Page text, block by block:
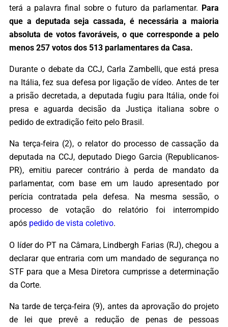
terá a palavra final sobre o futuro da parlamentar. Para
que a deputada seja cassada, é necessária a maioria
absoluta de votos favoráveis, o que corresponde a pelo
menos 257 votos dos 513 parlamentares da Casa.
Durante o debate da CCJ, Carla Zambelli, que está presa
na Itália, fez sua defesa por ligação de vídeo. Antes de ter
a prisão decretada, a deputada fugiu para Itália, onde foi
presa e aguarda decisão da Justiça italiana sobre o
pedido de extradição feito pelo Brasil.
Na terça-feira (2), o relator do processo de cassação da
deputada na CCJ, deputado Diego Garcia (Republicanos-
PR), emitiu parecer contrário à perda de mandato da
parlamentar, com base em um laudo apresentado por
perícia contratada pela defesa. Na mesma sessão, o
processo de votação do relatório foi interrompido
após pedido de vista coletivo.
O líder do PT na Câmara, Lindbergh Farias (RJ), chegou a
declarar que entraria com um mandado de segurança no
STF para que a Mesa Diretora cumprisse a determinação
da Corte.
Na tarde de terça-feira (9), antes da aprovação do projeto
de lei que prevê a redução de penas de pessoas